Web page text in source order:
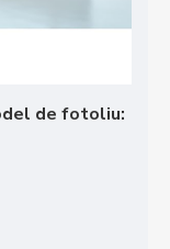
de fotoliu: